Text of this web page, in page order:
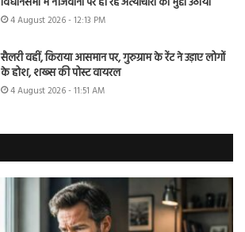
4 August 2026 - 12:13 PM
सैलरी वहीं, किराया आसमान पर, गुरुग्राम के रेंट ने उड़ाए लोगों
के होश, शख्स की पोस्ट वायरल
4 August 2026 - 11:51 AM